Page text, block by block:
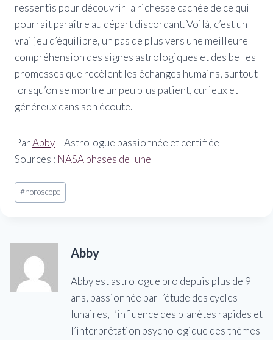
ressentis pour découvrir la richesse cachée de ce qui
pourrait paraître au départ discordant. Voilà, c’est un
vrai jeu d’équilibre, un pas de plus vers une meilleure
compréhension des signes astrologiques et des belles
promesses que recèlent les échanges humains, surtout
lorsqu’on se montre un peu plus patient, curieux et
généreux dans son écoute.
ParAbby– Astrologue passionnée et certifiée
Sources : NASA phases de lune
Étiquettes
de
#horoscope
Abby
Abby est astrologue pro depuis plus de 9
ans, passionnée par l’étude des cycles
lunaires, l’influence des planètes rapides et
l’interprétation psychologique des thèmes